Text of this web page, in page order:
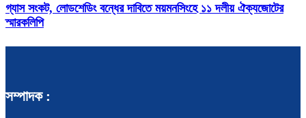
গ্যাস সংকট, লোডশেডিং বন্ধের দাবিতে ময়মনসিংহে ১১ দলীয় ঐক্যজোটের
স্মারকলিপি
সম্পাদক :